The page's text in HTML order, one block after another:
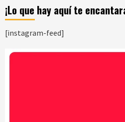
¡Lo que hay aquí te
[instagram-feed]